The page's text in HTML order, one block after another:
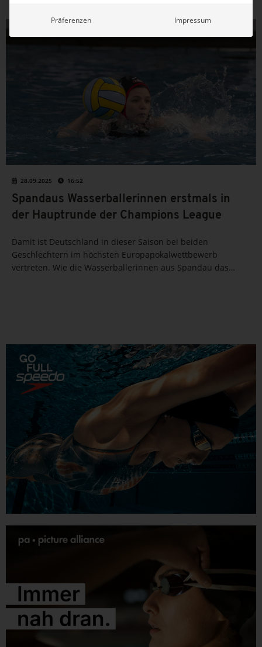
28.09.2025 16:52
Spandaus Wasserballerinnen erstmals in
der Hauptrunde der Champions League
Damit ist Deutschland in dieser Saison bei beiden
Geschlechtern im höchsten Europapokalwettbewerb
vertreten. Wie die Wasserballerinnen aus Spandau das
Präferenzen Impressum